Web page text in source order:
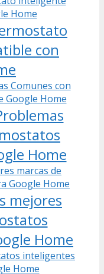
con
Home
mejores
Home